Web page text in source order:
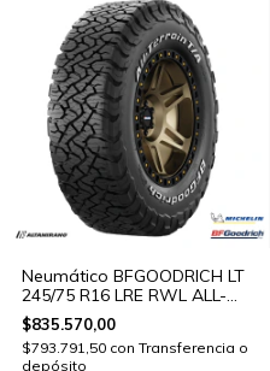
Neumático BFGOODRICH LT
245/75 R16 LRE RWL ALL-
TERRAIN T/A KO3 120/116 S
STD
$835.570,00
$793.791,50 con Transferencia o
depósito